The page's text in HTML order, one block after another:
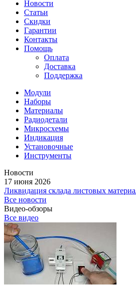
Новости
Статьи
Скидки
Гарантии
Контакты
Помощь
Оплата
Доставка
Поддержка
Модули
Наборы
Материалы
Радиодетали
Микросхемы
Индикация
Установочные
Инструменты
Новости
17 июня 2026
Ликвидация склада листовых
Все новости
Видео-обзоры
Все видео